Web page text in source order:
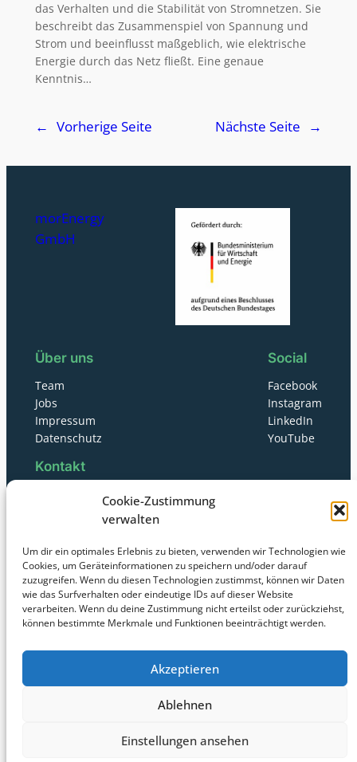
Cookie-Zustimmung
verwalten
Um dir ein optimales Erlebnis zu bieten, verwenden wir Technologien wie
Cookies, um Geräteinformationen zu speichern und/oder darauf
zuzugreifen. Wenn du diesen Technologien zustimmst, können wir Daten
wie das Surfverhalten oder eindeutige IDs auf dieser Website
verarbeiten. Wenn du deine Zustimmung nicht erteilst oder zurückziehst,
können bestimmte Merkmale und Funktionen beeinträchtigt werden.
Akzeptieren
Ablehnen
Einstellungen ansehen
das Verhalten und die Stabilität von Stromnetzen. Sie
beschreibt das Zusammenspiel von Spannung und
Strom und beeinflusst maßgeblich, wie elektrische
Energie durch das Netz fließt. Eine genaue
Kenntnis…
← Vorherige Seite Nächste Seite →
morEnergy
GmbH
Über uns
Team
Jobs
Impressum
Datenschutz
Social
Facebook
Instagram
LinkedIn
YouTube
Kontakt
morEnergy GmbH
+49 (0)40 298 974 71
info@morenergy.net
Monday – Friday:
09:00 AM till 16:00 PM
21107 Hamburg